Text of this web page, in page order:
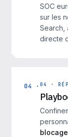
SOC
sur les
Search,
directe
04 · 04 ·